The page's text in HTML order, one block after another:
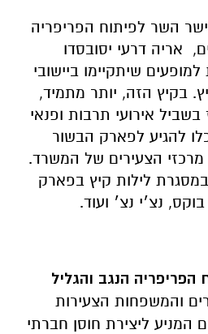
השר לפיתוח הפריפריה
אריה דרעי יסובסדו
שיתקיימו ביישובי
בקיץ הזה, יותר מתמיד,
אירועי תרבות ופנאי
להגיע לפארק הבשור
הצעירים של המשרד.
לילות קיץ בפארק
נצ׳י נצ׳ ועוד.
הנגב והגליל
והמשפחות הצעירות
המניע ליצירת חוסן חברתי